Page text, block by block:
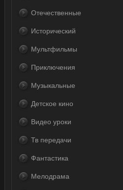
Отечественные
Исторический
Мультфильмы
Приключения
Музыкальные
Детское кино
Видео уроки
Тв передачи
Фантастика
Мелодрама